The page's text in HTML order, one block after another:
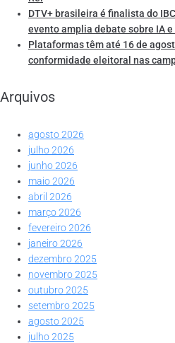
DTV+ brasileira é finalista do
evento amplia debate sobre IA
Plataformas têm até 16 de
conformidade eleitoral nas
Arquivos
agosto 2026
julho 2026
junho 2026
maio 2026
abril 2026
março 2026
fevereiro 2026
janeiro 2026
dezembro 2025
novembro 2025
outubro 2025
setembro 2025
agosto 2025
julho 2025